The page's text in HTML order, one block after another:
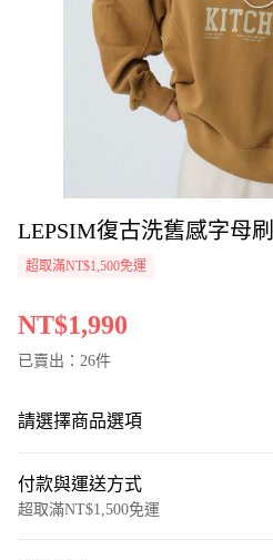
LEPSIM復古洗舊感字母
超取滿NT$1,500免運
NT$1,990
已賣出：26件
請選擇商品選項
付款與運送方式
超取滿NT$1,500免運